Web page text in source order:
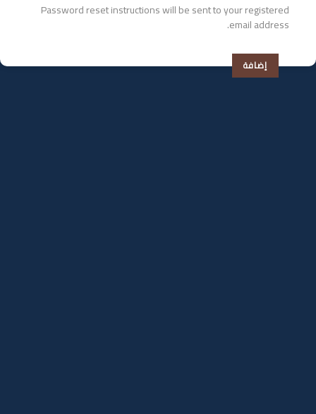
Password reset instructions will be sent to your registered
email address.